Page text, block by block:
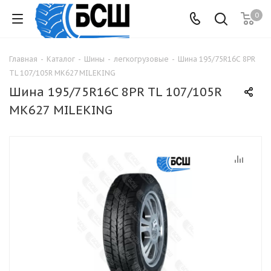
0
Главная - Каталог - Шины - легкогрузовые - Шина 195/75R16C 8PR
TL 107/105R МК627 MILEKING
Шина 195/75R16C 8PR TL 107/105R
МК627 MILEKING